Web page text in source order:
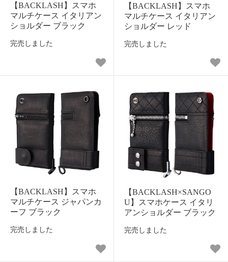
【BACKLASH】スマホ
マルチケース イタリアン
ショルダー ブラック
完売しました
【BACKLASH】スマホ
マルチケース イタリアン
ショルダー レッド
完売しました
【BACKLASH】スマホ
マルチケース ジャパンカ
ーフ ブラック
完売しました
【BACKLASH×SANGO
U】スマホケース イタリ
アンショルダー ブラック
完売しました